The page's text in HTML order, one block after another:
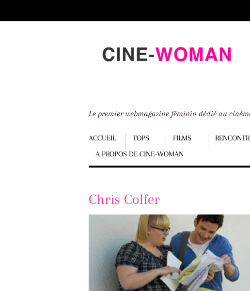
down
Le premier webmagazine féminin dédié au
Menu
ACCUEIL TOPS FILMS
A PROPOS DE CINE-WOMAN
Scroll
content
Chris Colfer